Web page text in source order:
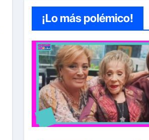
¡Lo más polémico!